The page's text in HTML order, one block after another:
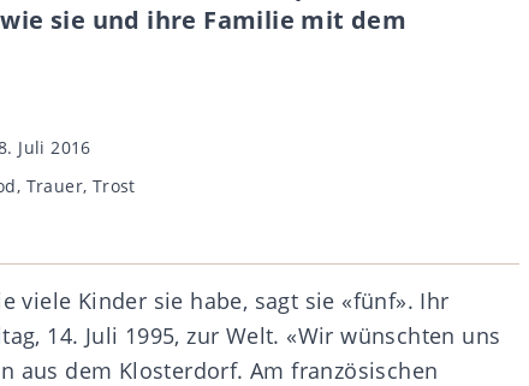
sie und ihre Familie mit dem
Juli 2016
, Trauer, Trost
viele Kinder sie habe, sagt sie «fünf». Ihr
14. Juli 1995, zur Welt. «Wir wünschten uns
aus dem Klosterdorf. Am französischen